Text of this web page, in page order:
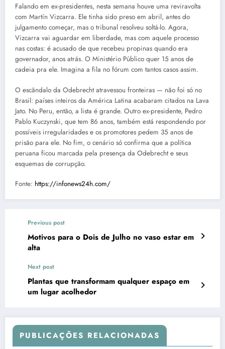
Falando em ex-presidentes, nesta semana houve uma reviravolta
com Martín Vizcarra. Ele tinha sido preso em abril, antes do
julgamento começar, mas o tribunal resolveu soltá-lo. Agora,
Vizcarra vai aguardar em liberdade, mas com aquele processo
nas costas: é acusado de que recebeu propinas quando era
governador, anos atrás. O Ministério Público quer 15 anos de
cadeia pra ele. Imagina a fila no fórum com tantos casos assim.
O escândalo da Odebrecht atravessou fronteiras — não foi só no
Brasil: países inteiros da América Latina acabaram citados na Lava
Jato. No Peru, então, a lista é grande. Outro ex-presidente, Pedro
Pablo Kuczynski, que tem 86 anos, também está respondendo por
possíveis irregularidades e os promotores pedem 35 anos de
prisão para ele. No fim, o cenário só confirma que a política
peruana ficou marcada pela presença da Odebrecht e seus
esquemas de corrupção.
Fonte: https://infonews24h.com/
Previous post
Motivos para o Dois de Julho no vaso estar em
alta
Next post
Plantas que transformam qualquer espaço em
um lugar acolhedor
PUBLICAÇÕES RELACIONADAS